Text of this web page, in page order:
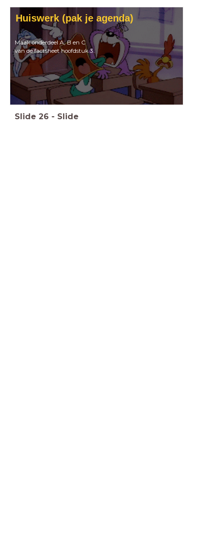
Huiswerk (pak je agenda)
Maak onderdeel A, B en C
van de factsheet hoofdstuk 3.
Slide 26 - Slide